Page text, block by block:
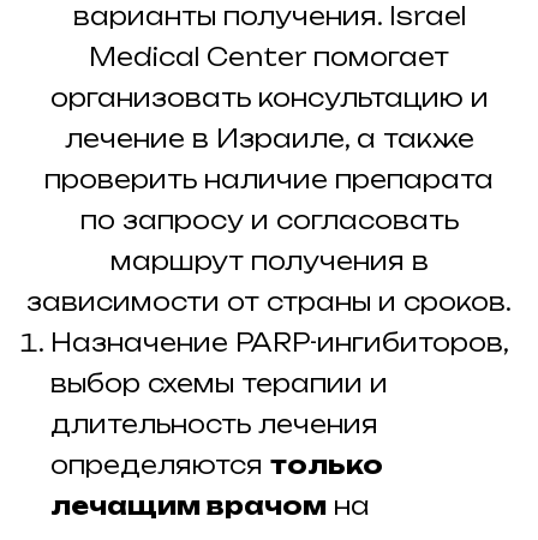
варианты получения. Israel
Medical Center помогает
организовать консультацию и
лечение в Израиле, а также
проверить наличие препарата
по запросу и согласовать
маршрут получения в
зависимости от страны и сроков.
Назначение PARP-ингибиторов,
выбор схемы терапии и
длительность лечения
определяются только
лечащим врачом на